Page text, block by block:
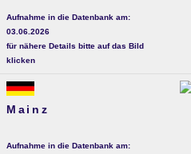
Aufnahme in die Datenbank am:
03.06.2026
für nähere Details bitte auf das Bild
klicken
Mainz
Aufnahme in die Datenbank am: